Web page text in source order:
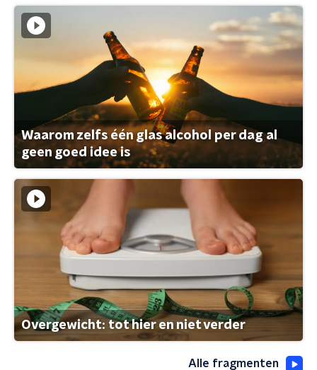
Waarom zelfs één glas alcohol per dag al
geen goed idee is
Overgewicht: tot hier en niet verder
Alle fragmenten